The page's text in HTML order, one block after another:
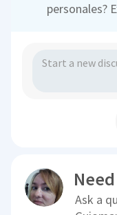
personales?
Ask a